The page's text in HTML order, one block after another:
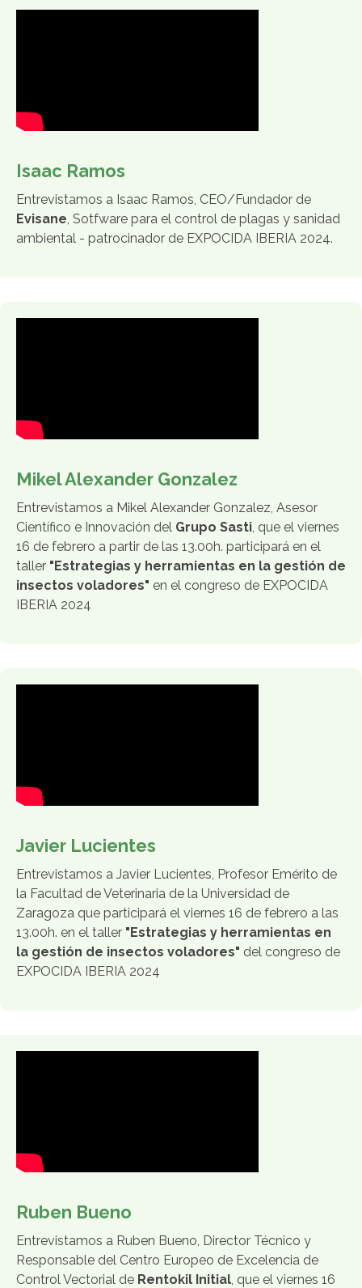
Isaac Ramos
Entrevistamos a Isaac Ramos, CEO/Fundador de
Evisane, Sotfware para el control de plagas y sanidad
ambiental - patrocinador de EXPOCIDA IBERIA 2024.
Mikel Alexander Gonzalez
Entrevistamos a Mikel Alexander Gonzalez, Asesor
Científico e Innovación del Grupo Sasti, que el viernes
16 de febrero a partir de las 13.00h. participará en el
taller "Estrategias y herramientas en la gestión de
insectos voladores" en el congreso de EXPOCIDA
IBERIA 2024
Javier Lucientes
Entrevistamos a Javier Lucientes, Profesor Emérito de
la Facultad de Veterinaria de la Universidad de
Zaragoza que participará el viernes 16 de febrero a las
13.00h. en el taller "Estrategias y herramientas en
la gestión de insectos voladores" del congreso de
EXPOCIDA IBERIA 2024
Ruben Bueno
Entrevistamos a Ruben Bueno, Director Técnico y
Responsable del Centro Europeo de Excelencia de
Control Vectorial de Rentokil Initial, que el viernes 16